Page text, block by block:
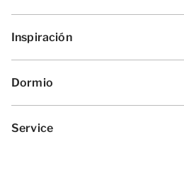
Inspiración
Dormio
Service